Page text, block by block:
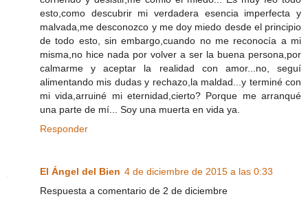
esto,como descubrir mi verdadera esencia imperfecta y
malvada,me desconozco y me doy miedo desde el principio
de todo esto, sin embargo,cuando no me reconocía a mi
misma,no hice nada por volver a ser la buena persona,por
calmarme y aceptar la realidad con amor...no, seguí
alimentando mis dudas y rechazo,la maldad...y terminé con
mi vida,arruiné mi eternidad,cierto? Porque me arranqué
una parte de mí... Soy una muerta en vida ya.
Responder
El Ángel del Bien 4 de diciembre de 2015 a las 0:33
Respuesta a comentario de 2 de diciembre